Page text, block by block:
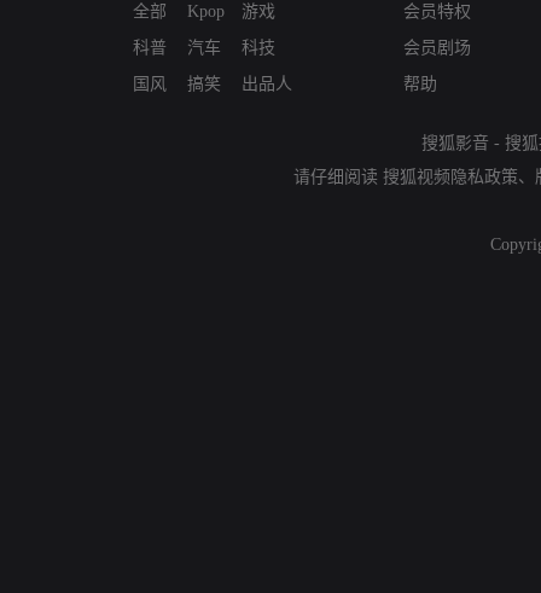
全部
科普
国风
Kpop
汽车
搞笑
游戏
科技
出品人
会员特权
会员剧场
帮助
搜狐影音 - 搜
请仔细阅读 搜狐视频隐私政策、